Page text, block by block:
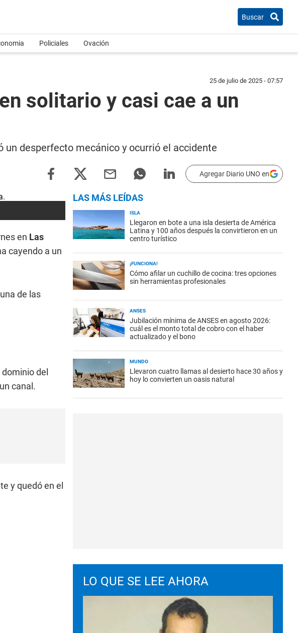
Buscar
Policiales Ovación
25 de julio de 2025 - 07:57
solitario y casi cae a un
un desperfecto mecánico y ocurrió el accidente
Agregar Diario UNO en
en Las
cayendo a un
de las
del
canal.
y quedó en el
LAS MÁS LEÍDAS
ISLA
Llegaron en bote a una isla desierta de América
Latina y 100 años después la convirtieron en un
centro turístico
¡FUNCIONA!
Cómo afilar un cuchillo de cocina: tres opciones
sin herramientas profesionales
ANSES
Jubilación mínima de ANSES en agosto 2026:
cuál es el monto total de cobro con el haber
actualizado y el bono
MUNDO
Llevaron cuatro llamas al desierto hace 30 años y
hoy lo convierten un oasis natural
LO QUE SE LEE AHORA